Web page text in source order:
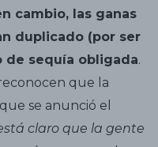
cambio, las ganas
duplicado (por ser
de sequía obligada.
que la
se anunció el
claro que la gente